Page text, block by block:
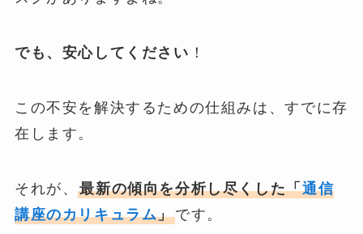
でも、安心してください ！
この不安を解決するための仕組みは、すでに存
在します。
それが、最新の傾向を分析し尽くした「通信
講座のカリキュラム」です。